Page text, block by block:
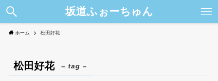
坂道ふぉーちゅん
ホーム 松田好花
松田好花 – tag –